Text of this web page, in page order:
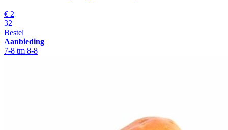
€ 2
32
Bestel
Aanbieding
7-8 tm 8-8